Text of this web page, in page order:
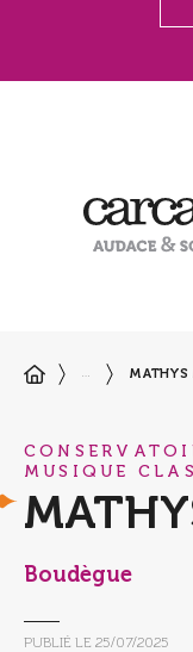
…
MUSIQUE
Boudègue
PUBLIÉ LE 25/07/2025